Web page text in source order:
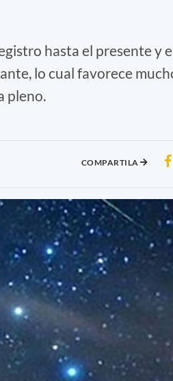
hasta el presente y
lo cual favorece
pleno.
COMPARTILA